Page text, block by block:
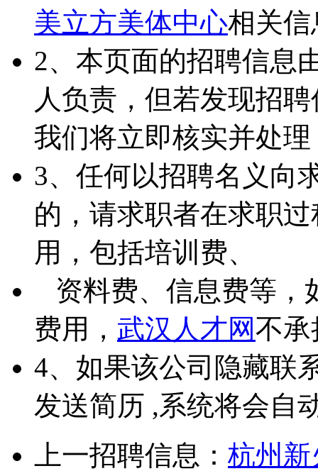
美立方美体中心相关信
2、本页面的招聘信息
人负责，但若发现招
我们将立即核实并处理
3、任何以招聘名义向
的，请求职者在求职
用，包括培训费、
资料费、信息费等，
费用， 武汉人才网不承
4、如果该公司隐藏联
发送简历 ,系统将会自
上一招聘信息： 杭州